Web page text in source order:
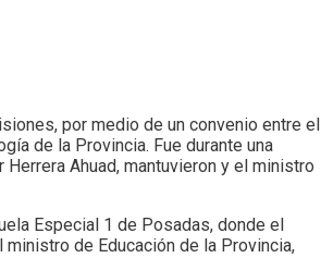
por medio de un convenio entre el
de la Provincia. Fue durante una
Ahuad, mantuvieron y el ministro
Especial 1 de Posadas, donde el
de Educación de la Provincia,